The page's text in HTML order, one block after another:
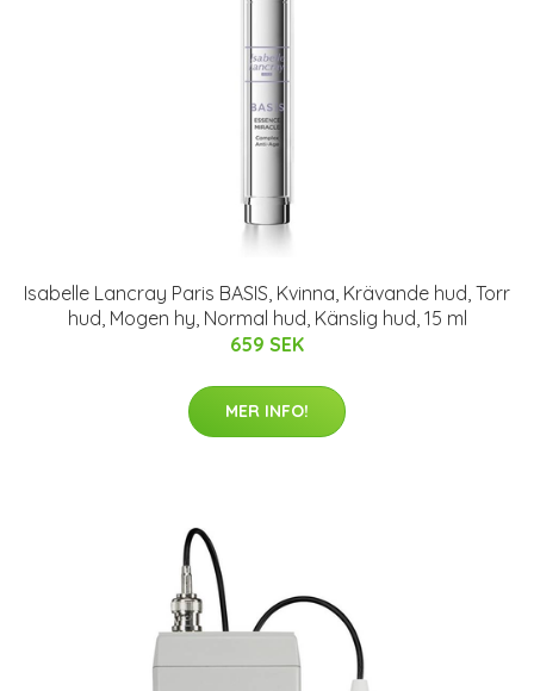
Isabelle Lancray Paris BASIS, Kvinna, Krävande hud, Torr
hud, Mogen hy, Normal hud, Känslig hud, 15 ml
659 SEK
MER INFO!